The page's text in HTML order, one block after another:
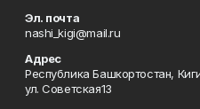
Эл. почта
nashi_kigi@mail.ru
Адрес
Республика Башкортостан,
ул. Советская13